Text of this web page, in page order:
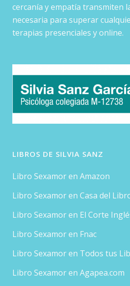
cercanía y empatía transmiten
necesaria para superar
terapias presenciales y online.
LIBROS DE SILVIA SANZ
Libro Sexamor en Amazon
Libro Sexamor en Casa del
Libro Sexamor en El Corte
Libro Sexamor en Fnac
Libro Sexamor en Todos tus
Libro Sexamor en Agapea.com